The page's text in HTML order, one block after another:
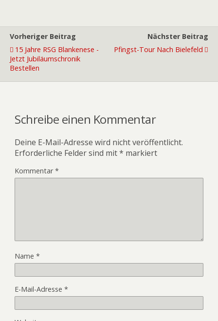
Vorheriger Beitrag
15 Jahre RSG Blankenese -
Jetzt Jubiläumschronik
Bestellen
Nächster Beitrag
Pfingst-Tour Nach Bielefeld
Schreibe einen Kommentar
Deine E-Mail-Adresse wird nicht veröffentlicht.
Erforderliche Felder sind mit* markiert
Kommentar*
Name *
E-Mail-Adresse *